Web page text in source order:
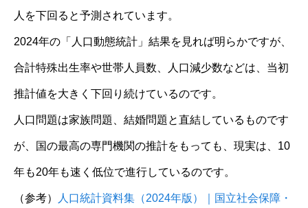
人を下回ると予測されています。
2024年の「人口動態統計」結果を見れば明らかですが、
合計特殊出生率や世帯人員数、人口減少数などは、当初
推計値を大きく下回り続けているのです。
人口問題は家族問題、結婚問題と直結しているものです
が、国の最高の専門機関の推計をもっても、現実は、10
年も20年も速く低位で進行しているのです。
（参考） 人口統計資料集（2024年版）｜国立社会保障・